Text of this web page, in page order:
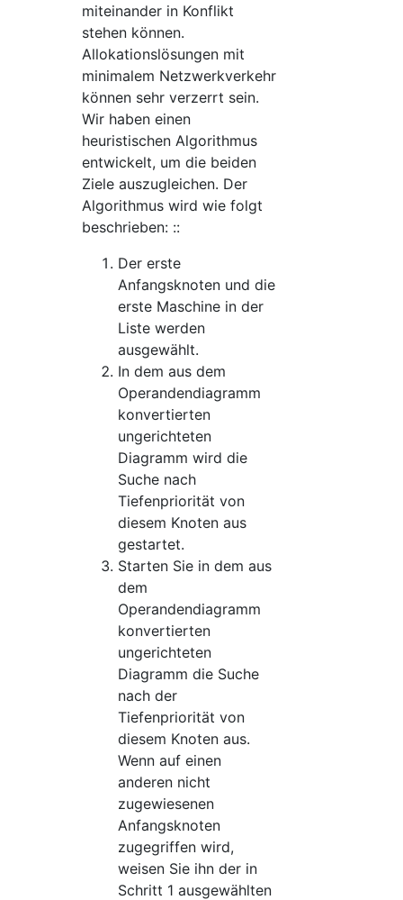
miteinander in Konflikt
stehen können.
Allokationslösungen mit
minimalem Netzwerkverkehr
können sehr verzerrt sein.
Wir haben einen
heuristischen Algorithmus
entwickelt, um die beiden
Ziele auszugleichen. Der
Algorithmus wird wie folgt
beschrieben: ::
Der erste
Anfangsknoten und die
erste Maschine in der
Liste werden
ausgewählt.
In dem aus dem
Operandendiagramm
konvertierten
ungerichteten
Diagramm wird die
Suche nach
Tiefenpriorität von
diesem Knoten aus
gestartet.
Starten Sie in dem aus
dem
Operandendiagramm
konvertierten
ungerichteten
Diagramm die Suche
nach der
Tiefenpriorität von
diesem Knoten aus.
Wenn auf einen
anderen nicht
zugewiesenen
Anfangsknoten
zugegriffen wird,
weisen Sie ihn der in
Schritt 1 ausgewählten